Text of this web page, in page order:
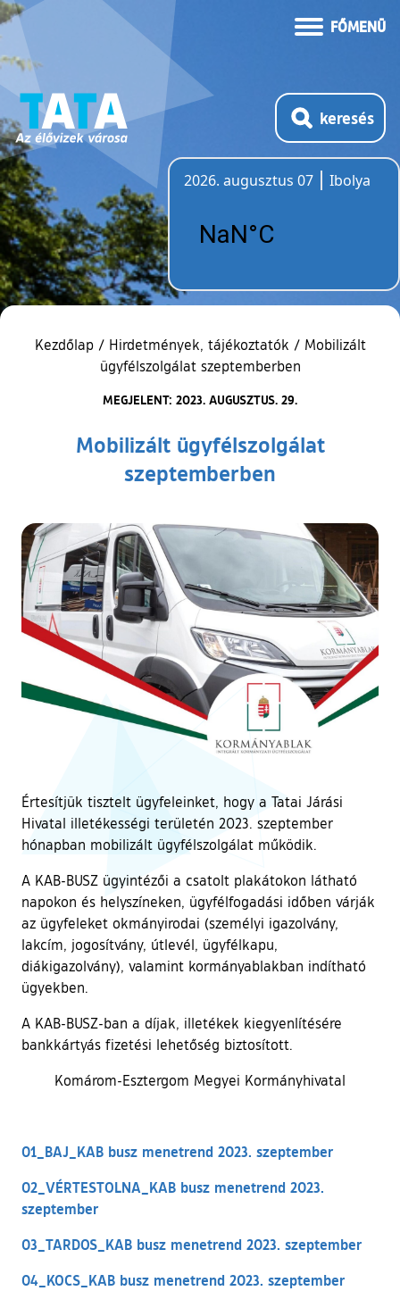
FŐMENÜ
keresés
2026. augusztus 07
Ibolya
Kezdőlap / Hirdetmények, tájékoztatók / Mobilizált
ügyfélszolgálat szeptemberben
MEGJELENT: 2023. AUGUSZTUS. 29.
Mobilizált ügyfélszolgálat
szeptemberben
Értesítjük tisztelt ügyfeleinket, hogy a Tatai Járási
Hivatal illetékességi területén 2023. szeptember
hónapban mobilizált ügyfélszolgálat működik.
A KAB-BUSZ ügyintézői a csatolt plakátokon látható
napokon és helyszíneken, ügyfélfogadási időben várják
az ügyfeleket okmányirodai (személyi igazolvány,
lakcím, jogosítvány, útlevél, ügyfélkapu,
diákigazolvány), valamint kormányablakban indítható
ügyekben.
A KAB-BUSZ-ban a díjak, illetékek kiegyenlítésére
bankkártyás fizetési lehetőség biztosított.
Komárom-Esztergom Megyei Kormányhivatal
01_BAJ_KAB busz menetrend 2023. szeptember
02_VÉRTESTOLNA_KAB busz menetrend 2023.
szeptember
03_TARDOS_KAB busz menetrend 2023. szeptember
04_KOCS_KAB busz menetrend 2023. szeptember